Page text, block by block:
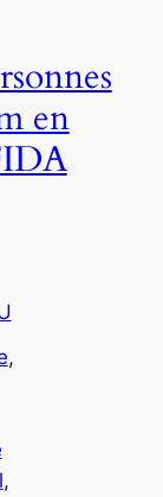
en